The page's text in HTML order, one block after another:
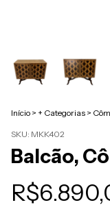
Início > + Categorias >
SKU: MKK402
Balcão,